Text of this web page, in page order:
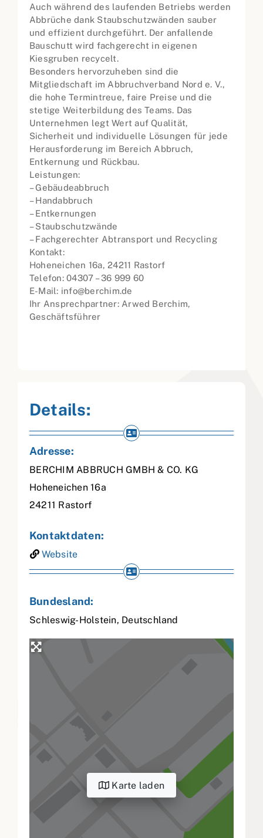
Auch während des laufenden Betriebs werden
Abbrüche dank Staubschutzwänden sauber
und effizient durchgeführt. Der anfallende
Bauschutt wird fachgerecht in eigenen
Kiesgruben recycelt.
Besonders hervorzuheben sind die
Mitgliedschaft im Abbruchverband Nord e. V.,
die hohe Termintreue, faire Preise und die
stetige Weiterbildung des Teams. Das
Unternehmen legt Wert auf Qualität,
Sicherheit und individuelle Lösungen für jede
Herausforderung im Bereich Abbruch,
Entkernung und Rückbau.
Leistungen:
– Gebäudeabbruch
– Handabbruch
– Entkernungen
– Staubschutzwände
– Fachgerechter Abtransport und Recycling
Kontakt:
Hoheneichen 16a, 24211 Rastorf
Telefon: 04307 – 36 999 60
E-Mail: info@berchim.de
Ihr Ansprechpartner: Arwed Berchim,
Geschäftsführer
Details:
Adresse:
BERCHIM ABBRUCH GMBH & CO. KG
Hoheneichen 16a
24211 Rastorf
Kontaktdaten:
Website
Bundesland:
Schleswig-Holstein, Deutschland
Karte laden